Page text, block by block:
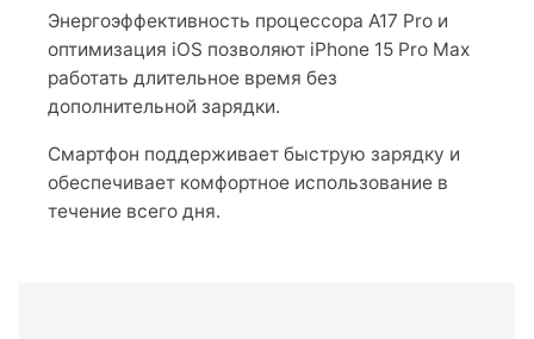
Энергоэффективность процессора A17 Pro и
оптимизация iOS позволяют iPhone 15 Pro Max
работать длительное время без
дополнительной зарядки.
Смартфон поддерживает быструю зарядку и
обеспечивает комфортное использование в
течение всего дня.